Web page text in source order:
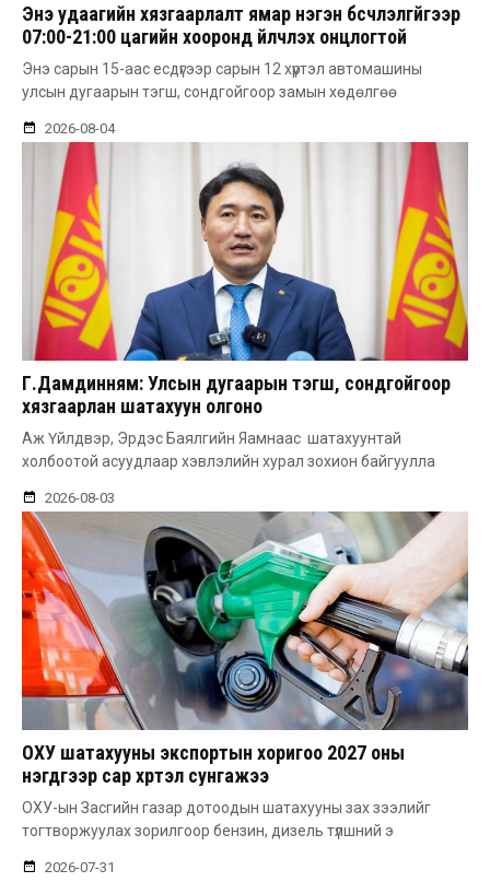
Энэ удаагийн хязгаарлалт ямар нэгэн бүсчлэлгүйгээр
07:00-21:00 цагийн хооронд үйлчлэх онцлогтой
Энэ сарын 15-аас есдүгээр сарын 12 хүртэл автомашины
улсын дугаарын тэгш, сондгойгоор замын хөдөлгөө
2026-08-04
Г.Дамдинням: Улсын дугаарын тэгш, сондгойгоор
хязгаарлан шатахуун олгоно
Аж Үйлдвэр, Эрдэс Баялгийн Яамнаас шатахуунтай
холбоотой асуудлаар хэвлэлийн хурал зохион байгуулла
2026-08-03
ОХУ шатахууны экспортын хоригоо 2027 оны
нэгдүгээр сар хүртэл сунгажээ
ОХУ-ын Засгийн газар дотоодын шатахууны зах зээлийг
тогтворжуулах зорилгоор бензин, дизель түлшний э
2026-07-31